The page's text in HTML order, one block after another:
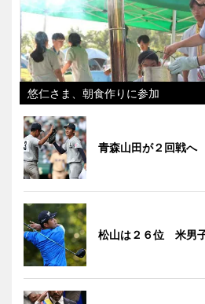
悠仁さま、朝食作りに参加
青森山田が２回戦
松山は２６位 米男